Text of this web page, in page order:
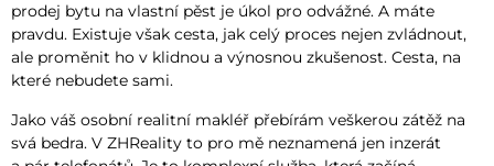
prodej bytu na vlastní pěst je úkol pro odvážné. A máte
pravdu. Existuje však cesta, jak celý proces nejen zvládnout,
ale proměnit ho v klidnou a výnosnou zkušenost. Cesta, na
které nebudete sami.
Jako váš osobní realitní makléř přebírám veškerou zátěž na
svá bedra. V ZHReality to pro mě neznamená jen inzerát